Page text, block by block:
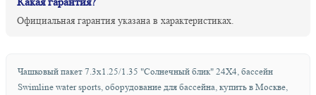
Официальная гарантия указана в характеристиках.
Чашковый пакет 7.3х1.25/1.35 "Солнечный блик" 24X4, бассейн
Swimline water sports, оборудование для бассейна, купить в Москве,